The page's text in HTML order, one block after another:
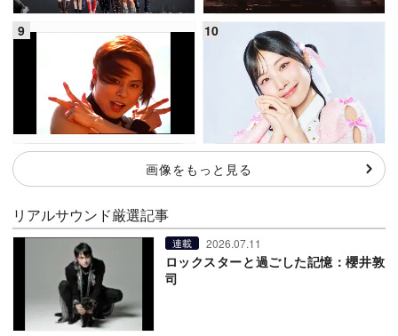
画像をもっと見る
リアルサウンド厳選記事
連載 2026.07.11
ロックスターと過ごした記憶：櫻井敦
司